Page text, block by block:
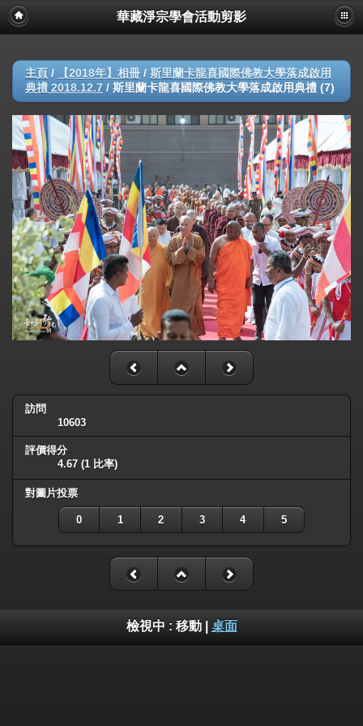
華藏淨宗學會活動剪影
主頁 / 【2018年】相冊 / 斯里蘭卡龍喜國際佛教大學落成啟用
典禮 2018.12.7 / 斯里蘭卡龍喜國際佛教大學落成啟用典禮 (7)
訪問
10603
評價得分
4.67 (1 比率)
對圖片投票
0 1 2 3 4 5
檢視中 : 移動| 桌面